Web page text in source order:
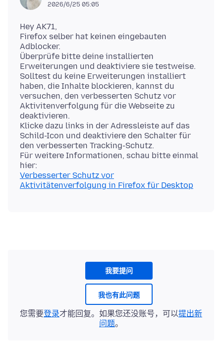
2026/6/25 05:05
Hey AK71,
Firefox selber hat keinen eingebauten
Adblocker.
Überprüfe bitte deine installierten
Erweiterungen und deaktiviere sie testweise.
Solltest du keine Erweiterungen installiert
haben, die Inhalte blockieren, kannst du
versuchen, den verbesserten Schutz vor
Aktivitenverfolgung für die Webseite zu
deaktivieren.
Klicke dazu links in der Adressleiste auf das
Schild-Icon und deaktiviere den Schalter für
den verbesserten Tracking-Schutz.
Für weitere Informationen, schau bitte einmal
Verbesserter Schutz vor
Aktivitätenverfolgung in Firefox für Desktop
我要提问
我也有此问题
您需要登录才能回复。如果您还没账号，可以提出新
问题。